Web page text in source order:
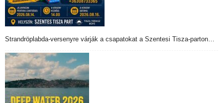
Strandröplabda-versenyre várják a csapatokat a Szentesi Tisza-parton…